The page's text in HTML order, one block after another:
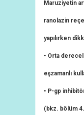
Maruziyetin
ranolazin
yapılırken
• Orta
eşzamanlı
• P-gp
(bkz. bölüm